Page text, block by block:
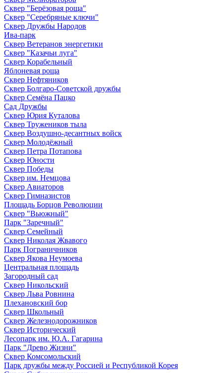
Сквер "Берёзовая роща"
Сквер "Серебряные ключи"
Сквер Дружбы Народов
Ива-парк
Сквер Ветеранов энергетики
Сквер "Казачьи луга"
Сквер Корабельный
Яблоневая роща
Сквер Нефтяников
Сквер Болгаро-Советской дружбы
Сквер Семёна Пацко
Сад Дружбы
Сквер Юрия Куталова
Сквер Тружеников тыла
Сквер Воздушно-десантных войск
Сквер Молодёжный
Сквер Петра Потапова
Сквер Юности
Сквер Победы
Сквер им. Немцова
Сквер Авиаторов
Сквер Гимназистов
Площадь Борцов Революции
Сквер "Вьюжный"
Парк "Заречный"
Сквер Семейный
Сквер Николая Жвавого
Парк Пограничников
Сквер Якова Неумоева
Центральная площадь
Загородный сад
Сквер Никольский
Сквер Льва Ровнина
Плехановский бор
Сквер Школьный
Сквер Железнодорожников
Сквер Исторический
Лесопарк им. Ю.А. Гагарина
Парк "Древо Жизни"
Сквер Комсомольский
Парк дружбы между Россией и Республикой Корея